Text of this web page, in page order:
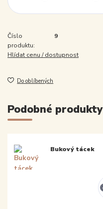
Číslo
produktu:
9
Hlídat cenu / dostupnost
Do oblíbených
Podobné produkty
Bukový tácek